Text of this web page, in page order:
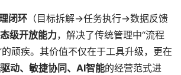
闭环 （目标拆解→任务执行→数据反馈
级开放能力，解决了传统管理中“流程
的顽疾。其价值不仅在于工具升级，更在
动、敏捷协同、AI智能的经营范式进